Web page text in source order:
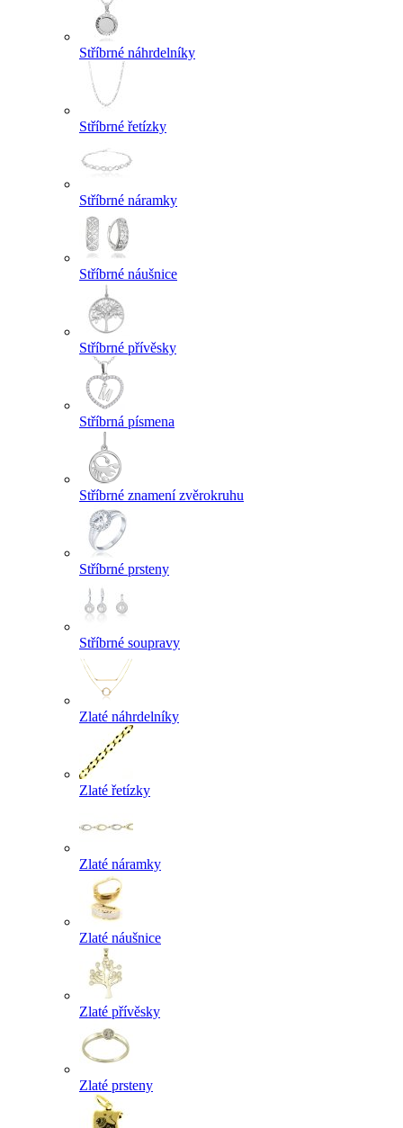
Stříbrné náhrdelníky
Stříbrné řetízky
Stříbrné náramky
Stříbrné náušnice
Stříbrné přívěsky
Stříbrná písmena
Stříbrné znamení zvěrokruhu
Stříbrné prsteny
Stříbrné soupravy
Zlaté náhrdelníky
Zlaté řetízky
Zlaté náramky
Zlaté náušnice
Zlaté přívěsky
Zlaté prsteny